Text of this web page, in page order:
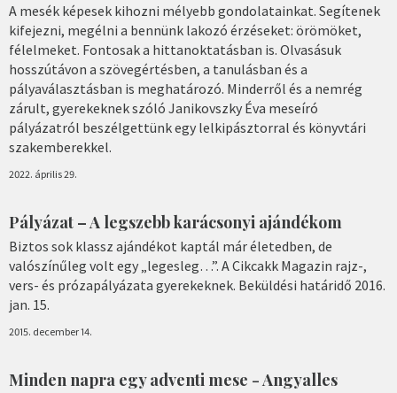
A mesék képesek kihozni mélyebb gondolatainkat. Segítenek
kifejezni, megélni a bennünk lakozó érzéseket: örömöket,
félelmeket. Fontosak a hittanoktatásban is. Olvasásuk
hosszútávon a szövegértésben, a tanulásban és a
pályaválasztásban is meghatározó. Minderről és a nemrég
zárult, gyerekeknek szóló Janikovszky Éva meseíró
pályázatról beszélgettünk egy lelkipásztorral és könyvtári
szakemberekkel.
2022. április 29.
Pályázat – A legszebb karácsonyi ajándékom
Biztos sok klassz ajándékot kaptál már életedben, de
valószínűleg volt egy „legesleg…”. A Cikcakk Magazin rajz-,
vers- és prózapályázata gyerekeknek. Beküldési határidő 2016.
jan. 15.
2015. december 14.
Minden napra egy adventi mese - Angyalles